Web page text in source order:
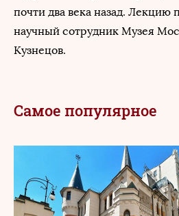
почти два века назад. Лекцию
научный сотрудник Музея
Кузнецов.
Самое популярное